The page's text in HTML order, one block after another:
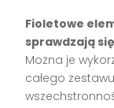
Fioletowe
sprawdzają
Można je
całego